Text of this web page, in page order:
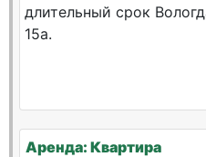
длительный срок
15а.
Аренда: Квартира